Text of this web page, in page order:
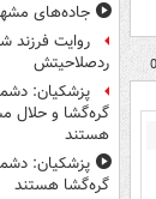
جاده‌های
روایت فرزند
ردصلاحیتش
پزشکیان:
گره‌گشا و حلال
هستند
پزشکیان:
گره‌گشا هستند